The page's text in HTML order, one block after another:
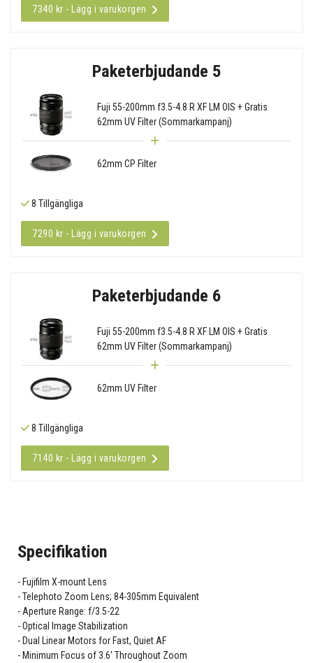
7340 kr - Lägg i varukorgen
Paketerbjudande 5
Fuji 55-200mm f3.5-4.8 R XF LM OIS + Gratis
62mm UV Filter (Sommarkampanj)
62mm CP Filter
8 Tillgängliga
7290 kr - Lägg i varukorgen
Paketerbjudande 6
Fuji 55-200mm f3.5-4.8 R XF LM OIS + Gratis
62mm UV Filter (Sommarkampanj)
62mm UV Filter
8 Tillgängliga
7140 kr - Lägg i varukorgen
Specifikation
Fujifilm X-mount Lens
Telephoto Zoom Lens; 84-305mm Equivalent
Aperture Range: f/3.5-22
Optical Image Stabilization
Dual Linear Motors for Fast, Quiet AF
Minimum Focus of 3.6' Throughout Zoom